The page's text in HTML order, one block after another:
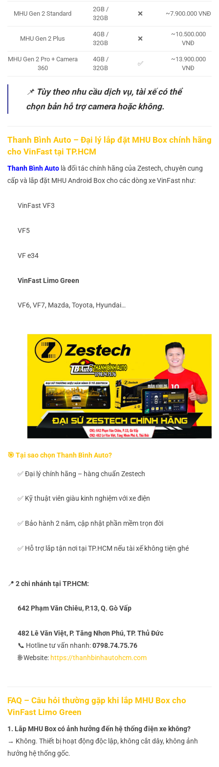
MHU Gen 2 Standard
2GB /
32GB
❌ ~7.900.000 VNĐ
MHU Gen 2 Plus
4GB /
32GB
❌
~10.500.000
VNĐ
MHU Gen 2 Pro + Camera
360
4GB /
32GB
✅
~13.900.000
VNĐ
📌 Tùy theo nhu cầu dịch vụ, tài xế có thể
chọn bản hỗ trợ camera hoặc không.
Thanh Bình Auto – Đại lý lắp đặt MHU Box chính hãng
cho VinFast tại TP.HCM
Thanh Bình Auto là đối tác chính hãng của Zestech, chuyên cung
cấp và lắp đặt MHU Android Box cho các dòng xe VinFast như:
VinFast VF3
VF5
VF e34
VinFast Limo Green
VF6, VF7, Mazda, Toyota, Hyundai…
🎯 Tại sao chọn Thanh Bình Auto?
✅ Đại lý chính hãng – hàng chuẩn Zestech
✅ Kỹ thuật viên giàu kinh nghiệm với xe điện
✅ Bảo hành 2 năm, cập nhật phần mềm trọn đời
✅ Hỗ trợ lắp tận nơi tại TP.HCM nếu tài xế không tiện ghé
📍 2 chi nhánh tại TP.HCM:
642 Phạm Văn Chiêu, P.13, Q. Gò Vấp
482 Lê Văn Việt, P. Tăng Nhơn Phú, TP. Thủ Đức
📞 Hotline tư vấn nhanh:0798.74.75.76
🌐 Website: https://thanhbinhautohcm.com
FAQ – Câu hỏi thường gặp khi lắp MHU Box cho
VinFast Limo Green
1. Lắp MHU Box có ảnh hưởng đến hệ thống điện xe không?
→ Không. Thiết bị hoạt động độc lập, không cắt dây, không ảnh
hưởng hệ thống gốc.